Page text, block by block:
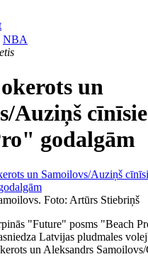
NBA
un
Auziņš
godalgām
Foto: Artūrs Stiebriņš
"Future" posms "Beach
Latvijas pludmales
un Aleksandrs Samoilovs/